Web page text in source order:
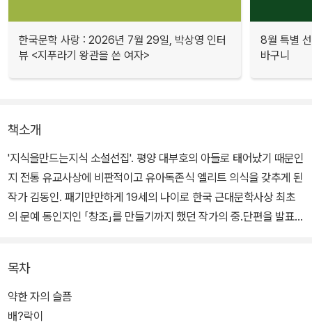
한국문학 사랑 : 2026년 7월 29일, 박상영 인터
뷰 <지푸라기 왕관을 쓴 여자>
8월 특별
바구니
책소개
'지식을만드는지식 소설선집'. 평양 대부호의 아들로 태어났기 때문인
지 전통 유교사상에 비판적이고 유아독존식 엘리트 의식을 갖추게 된
작가 김동인. 패기만만하게 19세의 나이로 한국 근대문학사상 최초
의 문예 동인지인 「창조」를 만들기까지 했던 작가의 중.단편을 발표
목차
약한 자의 슬픔
배?락이